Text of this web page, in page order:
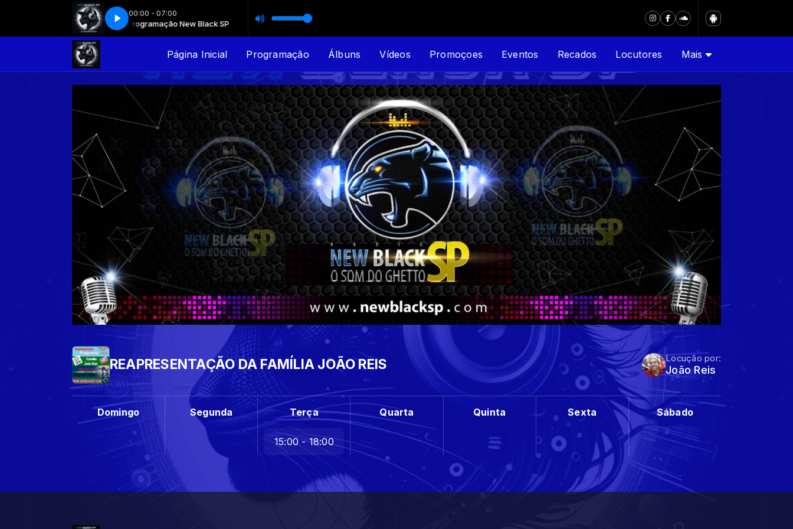
00:00 - 07:00
Programação New Black SP Programação New Black SP
Página Inicial Programação Álbuns Vídeos Promoçoes Eventos Recados Locutores Mais
REAPRESENTAÇÃO DA FAMÍLIA JOÃO REIS Locução por:
João Reis
Domingo Segunda Terça
15:00 - 18:00
Quarta Quinta Sexta Sábado